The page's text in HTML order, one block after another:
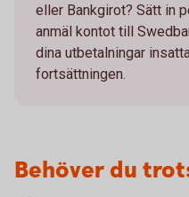
eller Bankgirot? Sätt in
anmäl kontot till
dina utbetalningar
fortsättningen.
Behöver du